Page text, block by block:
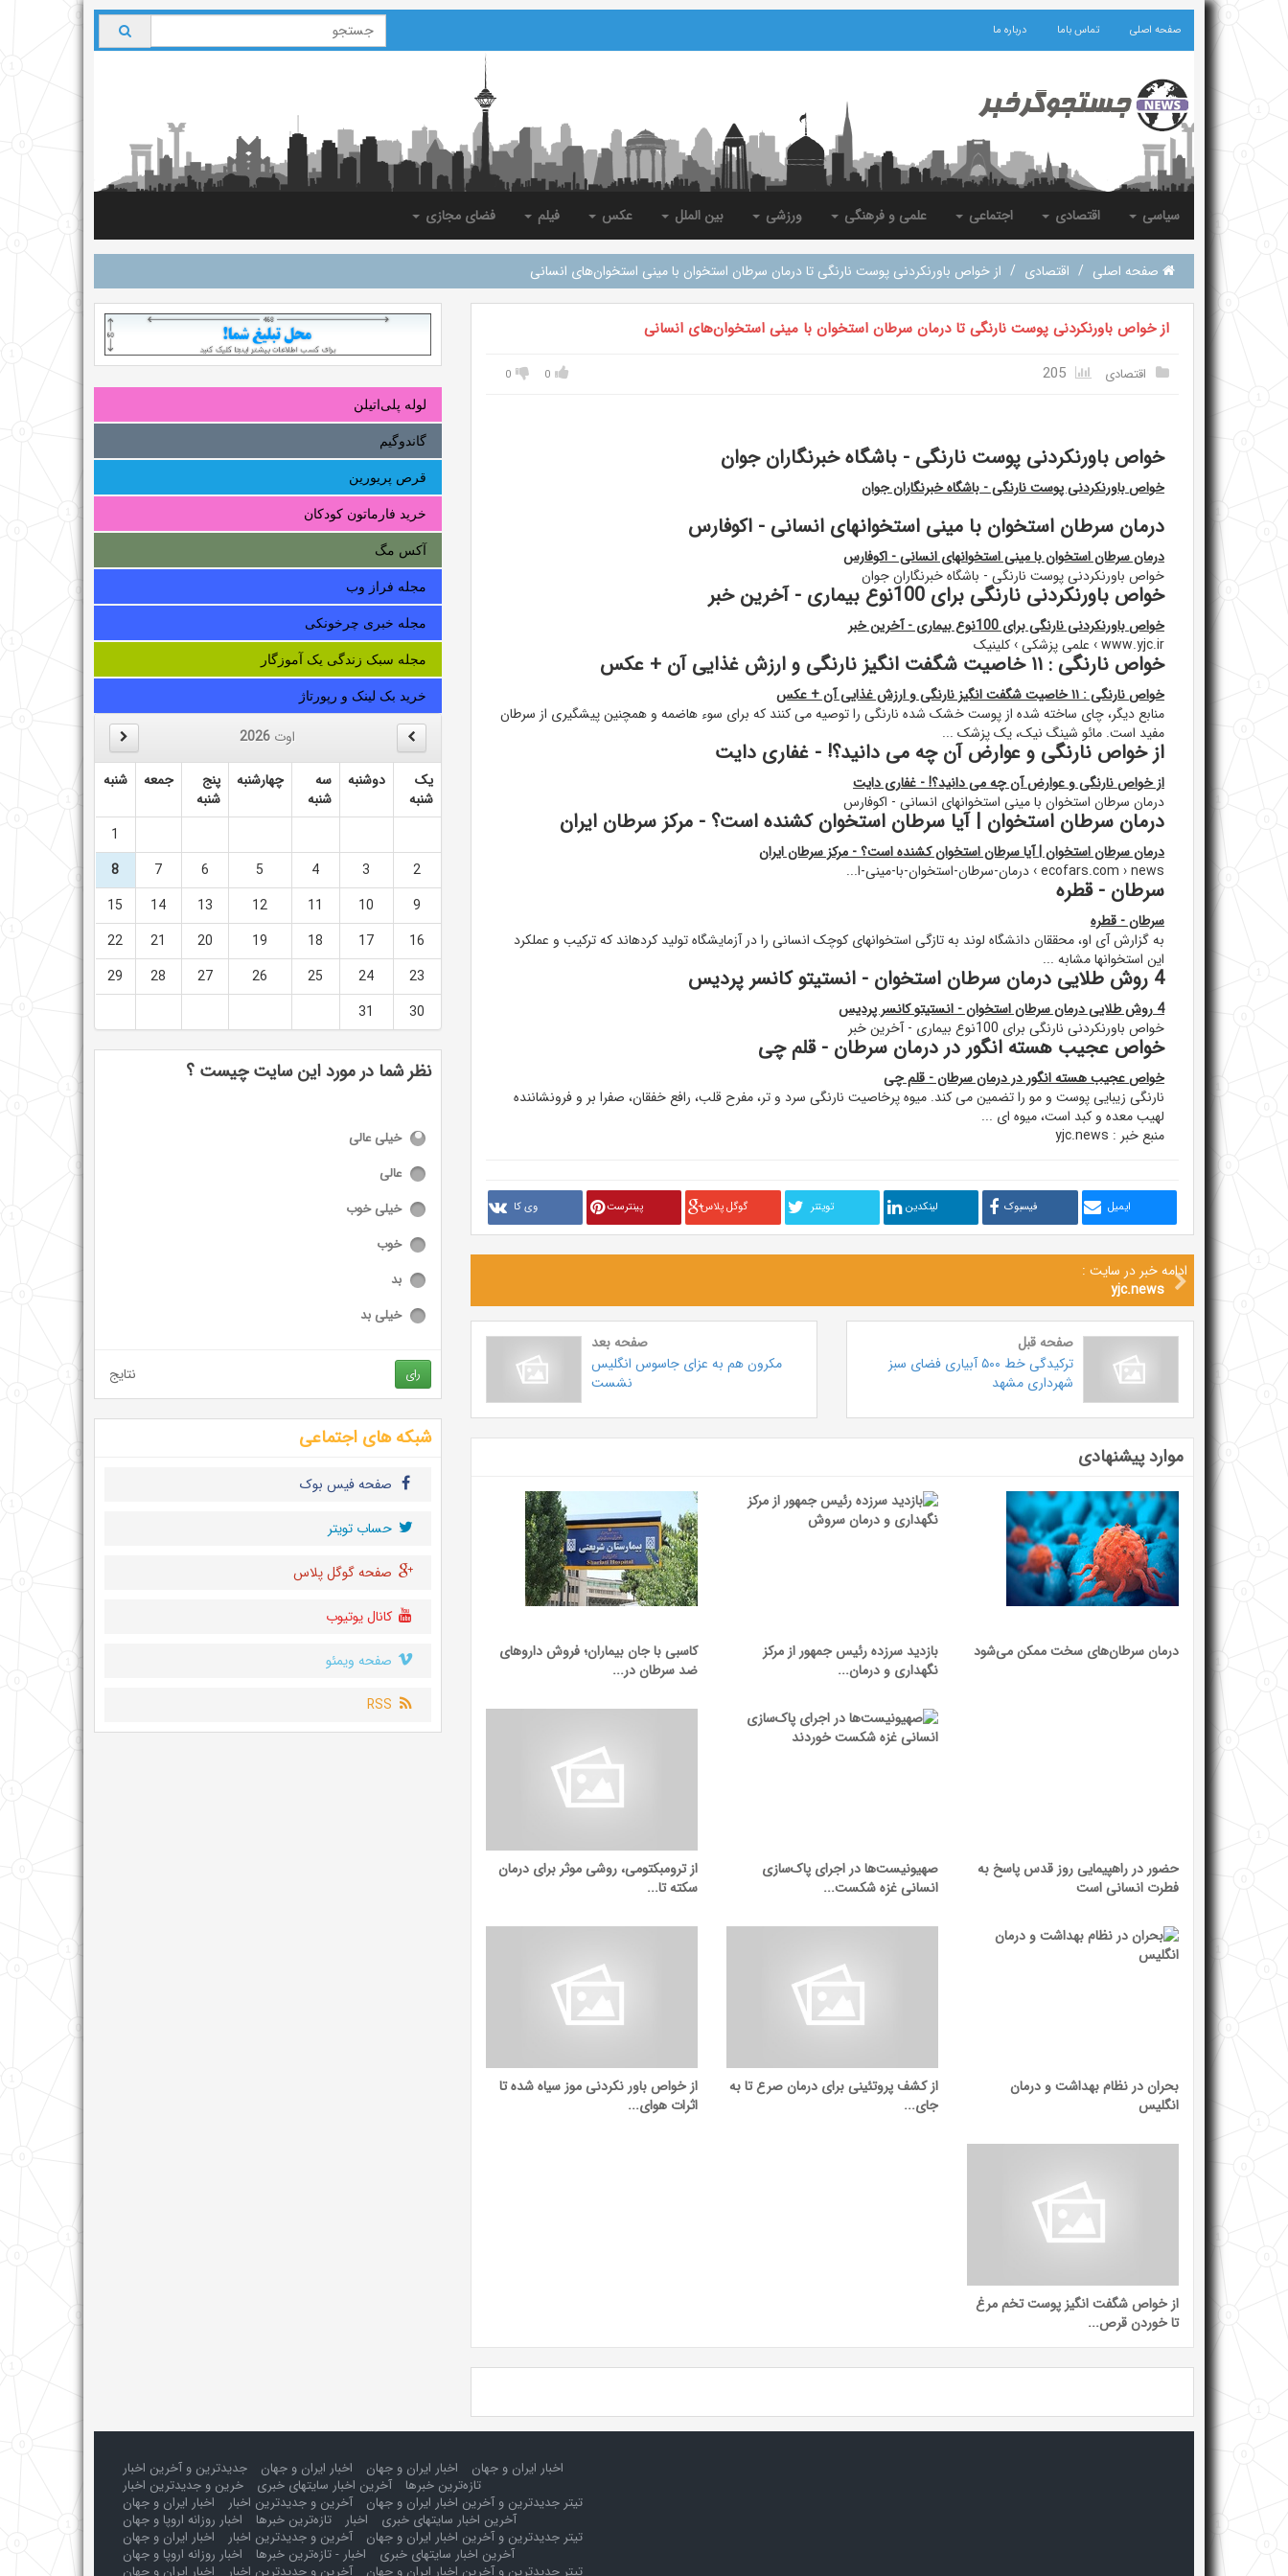
صفحه اصلی تماس باما درباره ما
سیاسی اقتصادی اجتماعی علمی و فرهنگی ورزشی بین الملل عکس فیلم فضای مجازی
صفحه اصلی / اقتصادی / از خواص باورنکردنی پوست نارنگی تا درمان سرطان استخوان با مینی استخوان‌های انسانی
از خواص باورنکردنی پوست نارنگی تا درمان سرطان استخوان با مینی استخوان‌های انسانی
اقتصادی 0
0
خواص باورنکردنی پوست نارنگی - باشگاه خبرنگاران جوان
خواص باورنکردنی پوست نارنگی - باشگاه خبرنگاران جوان
درمان سرطان استخوان با مینی استخوانهای انسانی - اکوفارس
درمان سرطان استخوان با مینی استخوانهای انسانی - اکوفارس
خواص باورنکردنی پوست نارنگی - باشگاه خبرنگاران جوان
خواص باورنکردنی نارنگی برای 100نوع بیماری - آخرین خبر
خواص باورنکردنی نارنگی برای 100نوع بیماری - آخرین خبر
www.yjc.ir › علمی پزشکی › کلينيک
خواص نارنگی : ۱۱ خاصیت شگفت انگیز نارنگی و ارزش غذایی آن + عکس
خواص نارنگی : ۱۱ خاصیت شگفت انگیز نارنگی و ارزش غذایی آن + عکس
منابع دیگر، چای ساخته شده از پوست خشک شده نارنگی را توصیه می کنند که برای سوء هاضمه و همچنین پیشگیری از سرطان
مفید است. مائو شینگ نیک، یک پزشک ...
از خواص نارنگی و عوارض آن چه می دانید؟! - غفاری دایت
از خواص نارنگی و عوارض آن چه می دانید؟! - غفاری دایت
درمان سرطان استخوان با مینی استخوانهای انسانی - اکوفارس
درمان سرطان استخوان | آیا سرطان استخوان کشنده است؟ - مرکز سرطان ایران
درمان سرطان استخوان | آیا سرطان استخوان کشنده است؟ - مرکز سرطان ایران
ecofars.com › news › درمان-سرطان-استخوان-با-مینی-ا...
سرطان - قطره
سرطان - قطره
به گزارش آی او، محققان دانشگاه لوند به تازگی استخوانهای کوچک انسانی را در آزمایشگاه تولید کردهاند که ترکیب و عملکرد
این استخوانها مشابه ...
4 روش طلایی درمان سرطان استخوان - انستیتو کانسر پردیس
4 روش طلایی درمان سرطان استخوان - انستیتو کانسر پردیس
خواص باورنکردنی نارنگی برای 100نوع بیماری - آخرین خبر
خواص عجیب هسته انگور در درمان سرطان - قلم چی
خواص عجیب هسته انگور در درمان سرطان - قلم چی
نارنگی زیبایی پوست و مو را تضمین می کند. میوه پرخاصیت نارنگی سرد و تر، مفرح قلب، رافع خفقان، صفرا بر و فرونشاننده
لهیب معده و کبد است، میوه ای ...
منبع خبر : yjc.news
ایمیل فیسبوک لینکدین تويتنر گوگل پلاس پینترست وی کا
ادامه خبر در سایت :
yjc.news
صفحه قبل
ترکیدگی خط ۵۰۰ آبیاری فضای سبز
شهرداری مشهد
صفحه بعد
مکرون هم به عزای جاسوس انگلیس
نشست
موارد پیشنهادی
درمان سرطان‌های سخت ممکن می‌شود
بازدید سرزده رئیس جمهور از مرکز
نگهداری و درمان...
کاسبی با جان بیماران؛ فروش داروهای
ضد سرطان در...
حضور در راهپیمایی روز قدس پاسخ به
فطرت انسانی است
صهیونیست‌ها در اجرای پاک‌سازی‌
انسانی غزه شکست...
از ترومبکتومی، روشی موثر برای درمان
سکته تا...
بحران در نظام بهداشت و درمان
انگلیس
از کشف پروتئینی برای درمان صرع تا به
جای...
از خواص باور نکردنی موز سیاه شده تا
اثرات هوای...
از خواص شگفت انگیز پوست تخم مرغ
تا خوردن قرص...
لوله‌ پلی‌اتیلن
گاندوگیم
قرص پریورین
خرید فارماتون کودکان
آکس مگ
مجله فراز وب
مجله خبری چرخونکی
مجله سبک زندگی یک آموزگار
خرید بک لینک و رپورتاژ
اوت 2026
یک
شنبه
دوشنبه
سه
شنبه
چهارشنبه
پنج
شنبه
جمعه شنبه
1
2
3
4
5
6
7
8
9
10
11
12
13
14
15
16
17
18
19
20
21
22
23
24
25
26
27
28
29
30
31
نظر شما در مورد این سایت چیست ؟
خیلی عالی
عالی
خیلی خوب
خوب
بد
خیلی بد
رای نتایج
شبکه های اجتماعی
صفحه فیس بوک
حساب تويتر
صفحه گوگل پلاس
کانال یوتیوب
صفحه ویمئو
اخبار ایران و جهان اخبار ایران و جهان اخبار ایران و جهان
جدیدترین و آخرین اخبار
تازه‌ترین خبرها
آخرین اخبار سایتهای خبری
خرین و جدیدترین اخبار
تیتر جدیدترین و آخرین اخبار ایران و جهان
آخرین و جدیدترین اخبار
اخبار ایران و جهان
آخرین اخبار سایتهای خبری
اخبار تازه‌ترین خبرها
اخبار روزانه اروپا و جهان
تیتر جدیدترین و آخرین اخبار ایران و جهان
آخرین و جدیدترین اخبار
اخبار ایران و جهان
آخرین اخبار سایتهای خبری
اخبار - تازه‌ترین خبرها
اخبار روزانه اروپا و جهان
تیتر جدیدترین و آخرین اخبار ایران و جهان
آخرین و جدیدترین اخبار اخبار ایران و جهان